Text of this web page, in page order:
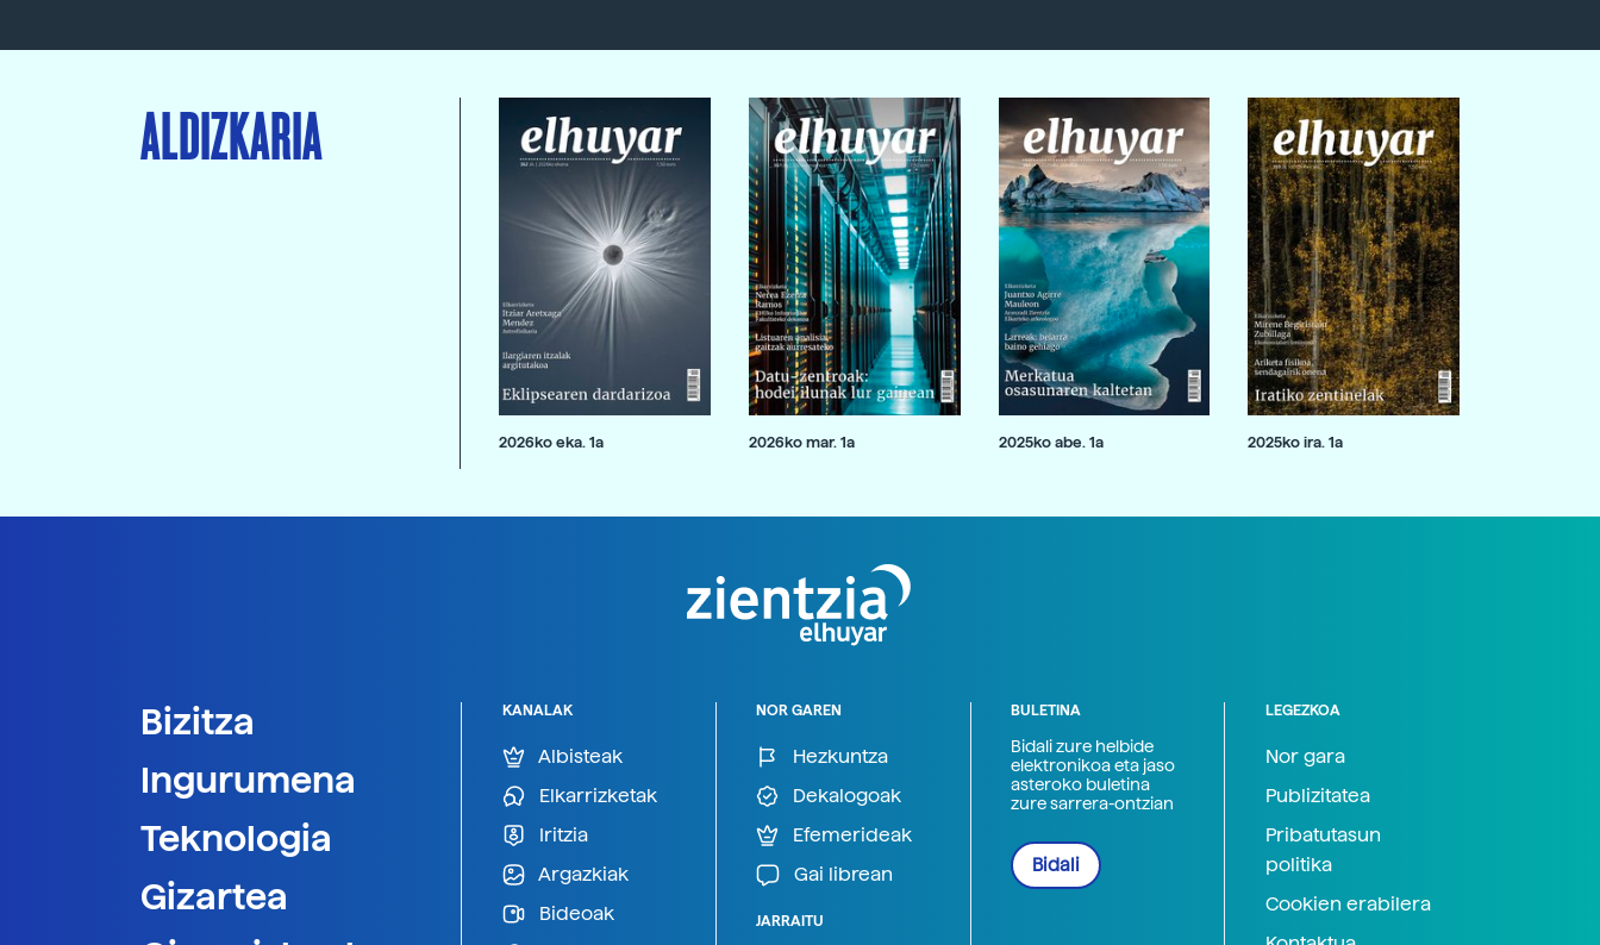
ALDIZKARIA
2026ko eka. 1a 2026ko mar. 1a 2025ko abe. 1a 2025ko ira. 1a
Bizitza
Ingurumena
Teknologia
Gizartea
KANALAK
Albisteak
Elkarrizketak
Iritzia
Argazkiak
Bideoak
NOR GAREN
Hezkuntza
Dekalogoak
Efemerideak
Gai librean
JARRAITU
BULETINA
Bidali zure helbide
elektronikoa eta jaso
asteroko buletina
zure sarrera-ontzian
Bidali
LEGEZKOA
Nor gara
Publizitatea
Pribatutasun
politika
Cookien erabilera